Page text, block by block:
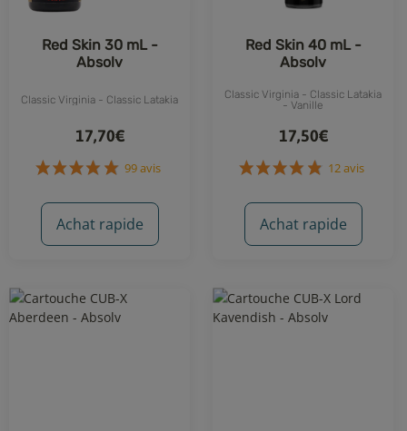
Red Skin 30 mL -
Absolv
Classic Virginia - Classic Latakia
17,70€
Achat rapide
Red Skin 40 mL -
Absolv
Classic Virginia - Classic Latakia
- Vanille
17,50€
Achat rapide